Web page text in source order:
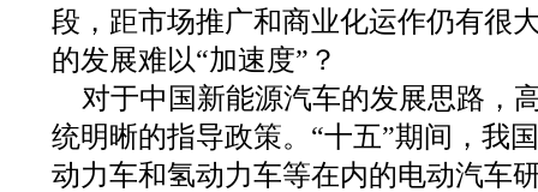
段，距市场推广和商业化运作仍有很
的发展难以“加速度”？
对于中国新能源汽车的发展思路，
统明晰的指导政策。“十五”期间，我
动力车和氢动力车等在内的电动汽车